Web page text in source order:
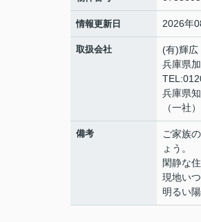
情報更新日 2026年
取扱会社
(有)輝広
兵庫県
兵庫県
（一社
備考
ご家族
ょう。
閑静な
現地い
明るい